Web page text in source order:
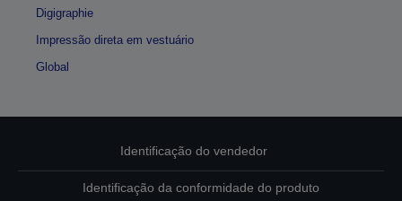
Digigraphie
Impressão direta em vestuário
Global
Identificação do vendedor
Identificação da conformidade do produto